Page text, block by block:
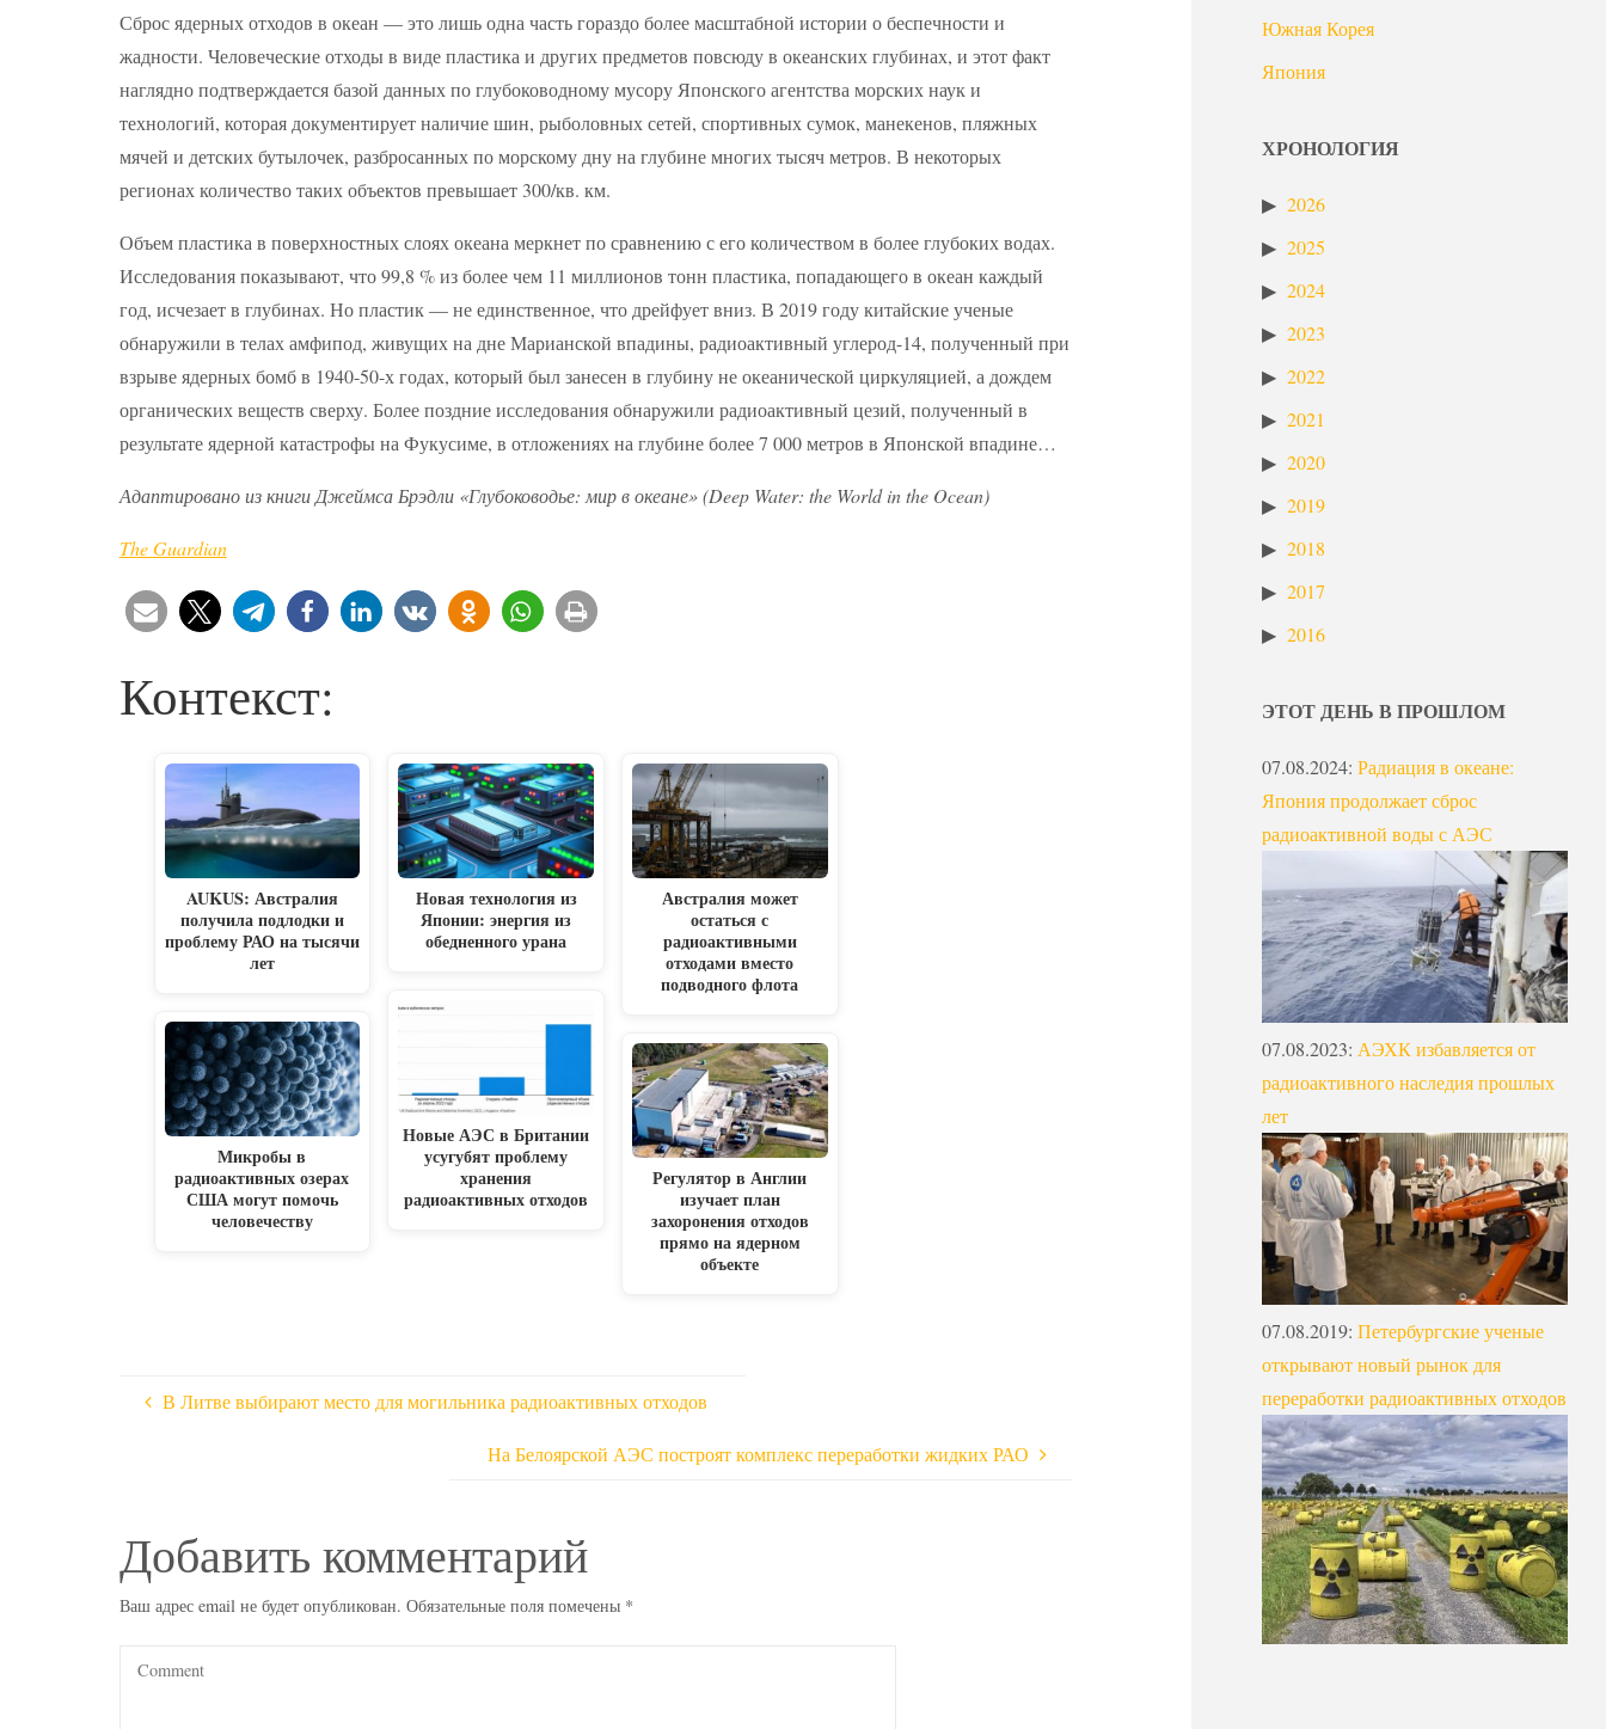
Сброс ядерных отходов в океан — это лишь одна часть гораздо более масштабной истории о беспечности и
жадности. Человеческие отходы в виде пластика и других предметов повсюду в океанских глубинах, и этот факт
наглядно подтверждается базой данных по глубоководному мусору Японского агентства морских наук и
технологий, которая документирует наличие шин, рыболовных сетей, спортивных сумок, манекенов, пляжных
мячей и детских бутылочек, разбросанных по морскому дну на глубине многих тысяч метров. В некоторых
регионах количество таких объектов превышает 300/кв. км.
Объем пластика в поверхностных слоях океана меркнет по сравнению с его количеством в более глубоких водах.
Исследования показывают, что 99,8 % из более чем 11 миллионов тонн пластика, попадающего в океан каждый
год, исчезает в глубинах. Но пластик — не единственное, что дрейфует вниз. В 2019 году китайские ученые
обнаружили в телах амфипод, живущих на дне Марианской впадины, радиоактивный углерод-14, полученный при
взрыве ядерных бомб в 1940-50-х годах, который был занесен в глубину не океанической циркуляцией, а дождем
органических веществ сверху. Более поздние исследования обнаружили радиоактивный цезий, полученный в
результате ядерной катастрофы на Фукусиме, в отложениях на глубине более 7 000 метров в Японской впадине…
Адаптировано из книги Джеймса Брэдли «Глубоководье: мир в океане» (Deep Water: the World in the Ocean)
The Guardian
Контекст:
AUKUS: Австралия
получила подлодки и
проблему РАО на тысячи
лет
Микробы в
радиоактивных озерах
США могут помочь
человечеству
Новая технология из
Японии: энергия из
обедненного урана
Новые АЭС в Британии
усугубят проблему
хранения
радиоактивных отходов
Австралия может
остаться с
радиоактивными
отходами вместо
подводного флота
Регулятор в Англии
изучает план
захоронения отходов
прямо на ядерном
объекте
В Литве выбирают место для могильника радиоактивных отходов
На Белоярской АЭС построят комплекс переработки жидких РАО
Добавить комментарий
Ваш адрес email не будет опубликован. Обязательные поля помечены *
Южная Корея
Япония
ХРОНОЛОГИЯ
2026
2025
2024
2023
2022
2021
2020
2019
2018
2017
2016
ЭТОТ ДЕНЬ В ПРОШЛОМ
07.08.2024: Радиация в океане:
Япония продолжает сброс
радиоактивной воды с АЭС
07.08.2023: АЭХК избавляется от
радиоактивного наследия прошлых
лет
07.08.2019: Петербургские ученые
открывают новый рынок для
переработки радиоактивных отходов